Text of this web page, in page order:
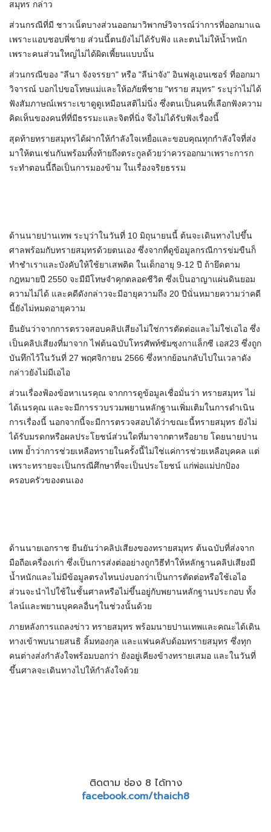
สมุทร กล่าว
ส่วนกรณีที่มี ชาวเน็ตบางส่วนออกมาวิพากษ์วิจารณ์ว่าการที่ออกมาแฉ
เพราะแอบชอบพี่ชาย ส่วนนี้ตนยังไม่ได้รับฟัง และตนไม่ให้น้ำหนัก
เพราะคนส่วนใหญ่ไม่ได้ผิดเพี้ยนแบบนั้น
ส่วนกรณีของ "ลีนา จังจรรยา" หรือ "ลีน่าจัง" อินฟลูเอนเซอร์ ที่ออกมา
วิจารณ์ บอกไปขอโทษแม่และให้อภัยพี่ชาย "ทราย สมุทร" ระบุว่าไม่ได้
ฟังสัมภาษณ์เพราะเขาดูดูเหมือนสติไม่นิ่ง ซึ่งตนเป็นคนที่เลือกฟังความ
คิดเห็นของคนที่ที่มีธรรมะและจิตที่นิ่ง จึงไม่ได้รับฟังเรื่องนี้
สุดท้ายทรายสมุทรได้ฝากให้กำลังใจเหยื่อและขอบคุณทุกกำลังใจที่ส่ง
มาให้ตนเช่นกันพร้อมทิ้งท้ายถึงตระกูลด้วยว่าควรออกมาเพราะการก
ระทำตอนนี้ถือเป็นการมองข้าม ในเรื่องจริยธรรม
ด้านนายปานเทพ ระบุว่าในวันที่ 10 มิถุนายนนี้ ต้นจะเดินทางไปขึ้น
ศาลพร้อมกับทรายสมุทรด้วยตนเอง ซึ่งจากที่ดูข้อมูลกรณีการข่มขืนก็
ทำชำเราและบังคับให้ใช้ยาเสพติด ในเด็กอายุ 9-12 ปี ถ้ายึดตาม
กฎหมายปี 2550 จะมีมีโทษจำคุกตลอดชีวิต ซึ่งเป็นอาญาแผ่นดินยอม
ความไม่ได้ และคดีดังกล่าวจะมีอายุความถึง 20 ปีนั่นหมายความว่าคดี
นี้ยังไม่หมดอายุความ
ยืนยันว่าจากการตรวจสอบคลิปเสียงไม่ใช่การตัดต่อและไม่ใช่เอไอ ซึ่ง
เป็นคลิปเสียงที่มาจาก ไฟต้นฉบับโทรศัพท์ซัมซุงกาแล็กซี เอส23 ซึ่งถูก
บันทึกไว้ในวันที่ 27 พฤศจิกายน 2566 ซึ่งหากย้อนกลับไปในเวลาดัง
กล่าวยังไม่มีเอไอ
ส่วนเรื่องฟ้องข้อหาเนรคุณ จากการดูข้อมูลเชื่อมั่นว่า ทรายสมุทร ไม่
ได้เนรคุณ และจะมีการรวบรวมพยานหลักฐานเพิ่มเติมในการดำเนิน
การเรื่องนี้ นอกจากนี้จะมีการตรวจสอบได้ว่าขณะนี้ทรายสมุทร ยังไม่
ได้รับมรดกหรือผลประโยชน์ส่วนใดที่มาจากตาหรือยาย โดยนายปาน
เทพ ย้ำว่าการช่วยเหลือทรายในครั้งนี้ไม่ใช่แค่การช่วยเหลือบุคคล แต่
เพราะทรายจะเป็นกรณีศึกษาที่จะเป็นประโยชน์ แก่พ่อแม่ปกป้อง
ครอบครัวของตนเอง
ด้านนายเอกราช ยืนยันว่าคลิปเสียงของทรายสมุทร ต้นฉบับที่ส่งจาก
มือถือเครื่องเก่า ซึ่งเป็นการส่งต่ออย่างถูกวิธีทำให้หลักฐานคลิปเสียงมี
น้ำหนักและไม่มีข้อมูลตรงไหนบ่งบอกว่าเป็นการตัดต่อหรือใช้เอไอ
ส่วนจะนำไปใช้ในชั้นศาลหรือไม่ขึ้นอยู่กับพยานหลักฐานประกอบ ทั้ง
ไลน์และพยานบุคคลอื่นๆในช่วงนั้นด้วย
ภายหลังการแถลงข่าว ทรายสมุทร พร้อมนายปานเทพและคณะได้เดิน
ทางเข้าพบนายสนธิ ลิ้มทองกุล และแฟนคลับด้อมทรายสมุทร ซึ่งทุก
คนต่างส่งกำลังใจพร้อมบอกว่า ยังอยู่เคียงข้างทรายเสมอ และในวันที่
ขึ้นศาลจะเดินทางไปให้กำลังใจด้วย
ติดตาม ช่อง 8 ได้ทาง
facebook.com/thaich8